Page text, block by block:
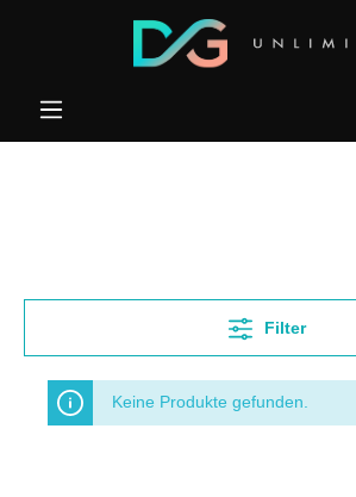
Filter
Keine Produkte gefunden.